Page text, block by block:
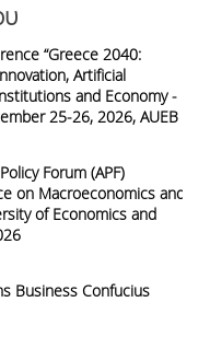
“Greece 2040:
Artificial
and Economy -
25-26, 2026, AUEB
Forum (APF)
on Macroeconomics and
of Economics and
Business Confucius